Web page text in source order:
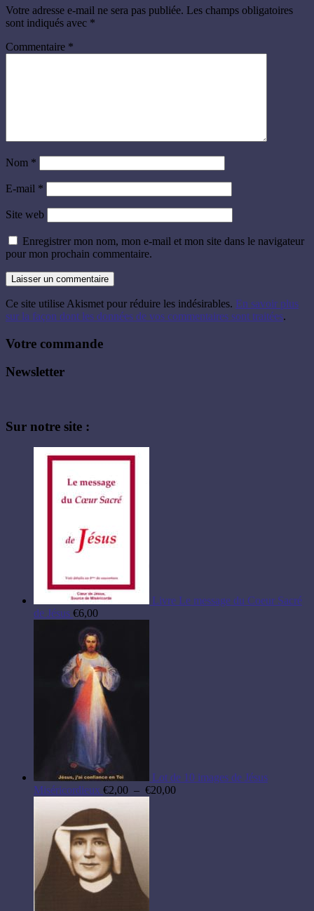
Votre adresse e-mail ne sera pas publiée. Les champs obligatoires
sont indiqués avec *
Commentaire *
Nom *
E-mail *
Site web
Enregistrer mon nom, mon e-mail et mon site dans le navigateur
pour mon prochain commentaire.
Ce site utilise Akismet pour réduire les indésirables. En savoir plus
sur la façon dont les données de vos commentaires sont traitées.
Votre commande
Newsletter
Sur notre site :
Livre Le message du Coeur Sacré
de Jésus €6,00
Lot de 10 images de Jésus
Miséricordieux €2,00 – €20,00Plage